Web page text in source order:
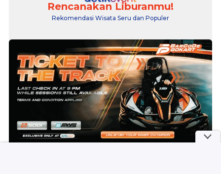
Rencanakan Liburanmu!
Rekomendasi Wisata Seru dan Populer